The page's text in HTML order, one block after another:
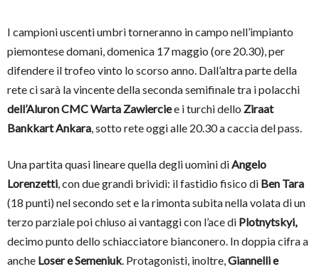
I campioni uscenti umbri torneranno in campo nell’impianto
piemontese domani, domenica 17 maggio (ore 20.30), per
difendere il trofeo vinto lo scorso anno. Dall’altra parte della
rete ci sarà la vincente della seconda semifinale tra i polacchi
dell’Aluron CMC Warta Zawierciee i turchi dello Ziraat
Bankkart Ankara, sotto rete oggi alle 20.30 a caccia del pass.
Una partita quasi lineare quella degli uomini diAngelo
Lorenzetti, con due grandi brividi: il fastidio fisico di Ben Tara
(18 punti) nel secondo set e la rimonta subita nella volata di un
terzo parziale poi chiuso ai vantaggi con l’ace di Plotnytskyi,
decimo punto dello schiacciatore bianconero. In doppia cifra a
anche Loser e Semeniuk. Protagonisti, inoltre,Giannelli e